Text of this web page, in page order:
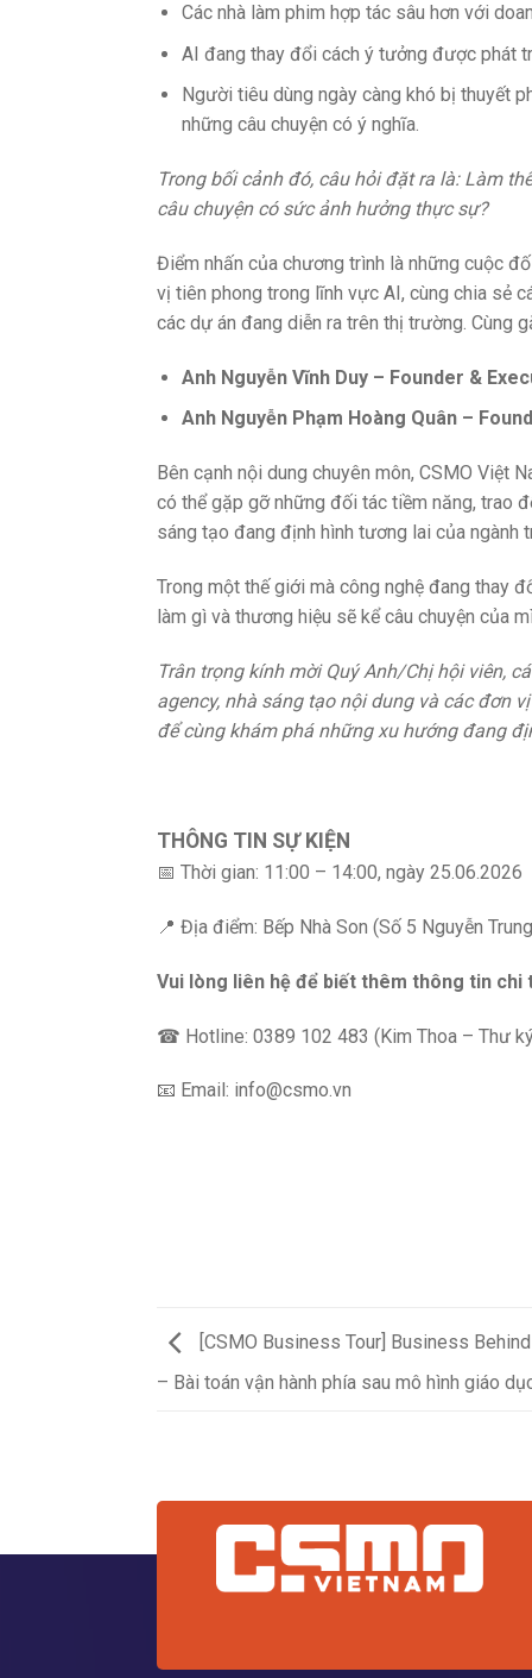
Các nhà làm phim hợp tác sâu hơn với
AI đang thay đổi cách ý tưởng được phát
Người tiêu dùng ngày càng khó bị thuyết
những câu chuyện có ý nghĩa.
Trong bối cảnh đó, câu hỏi đặt ra là: Làm
câu chuyện có sức ảnh hưởng thực sự?
Điểm nhấn của chương trình là những cuộc
vị tiên phong trong lĩnh vực AI, cùng chia sẻ
các dự án đang diễn ra trên thị trường. Cùng
Anh Nguyễn Vĩnh Duy – Founder &
Anh Nguyễn Phạm Hoàng Quân –
Bên cạnh nội dung chuyên môn, CSMO Việt
có thể gặp gỡ những đối tác tiềm năng, trao
sáng tạo đang định hình tương lai của ngành
Trong một thế giới mà công nghệ đang thay
làm gì và thương hiệu sẽ kể câu chuyện của
Trân trọng kính mời Quý Anh/Chị hội viên,
agency, nhà sáng tạo nội dung và các đơn
để cùng khám phá những xu hướng đang
THÔNG TIN SỰ KIỆN
📅 Thời gian: 11:00 – 14:00, ngày 25.06.2026
📍 Địa điểm: Bếp Nhà Son (Số 5 Nguyễn
Vui lòng liên hệ để biết thêm thông tin chi
☎ Hotline: 0389 102 483 (Kim Thoa – Thư
📧 Email: info@csmo.vn
[CSMO Business Tour] Business
– Bài toán vận hành phía sau mô hình giáo